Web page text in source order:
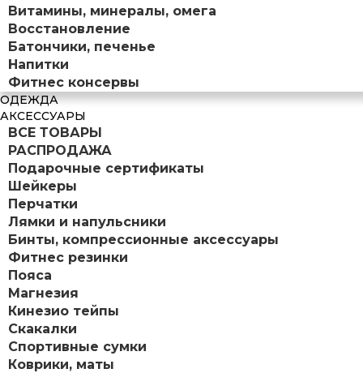
Витамины, минералы, омега
Восстановление
Батончики, печенье
Напитки
Фитнес консервы
ОДЕЖДА
АКСЕССУАРЫ
ВСЕ ТОВАРЫ
РАСПРОДАЖА
Подарочные сертификаты
Шейкеры
Перчатки
Лямки и напульсники
Бинты, компрессионные аксессуары
Фитнес резинки
Пояса
Магнезия
Кинезио тейпы
Скакалки
Спортивные сумки
Коврики, маты